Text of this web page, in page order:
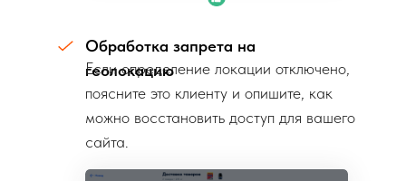
Обработка запрета на
геолокацию
Если определение локации отключено,
поясните это клиенту и опишите, как
можно восстановить доступ для вашего
сайта.